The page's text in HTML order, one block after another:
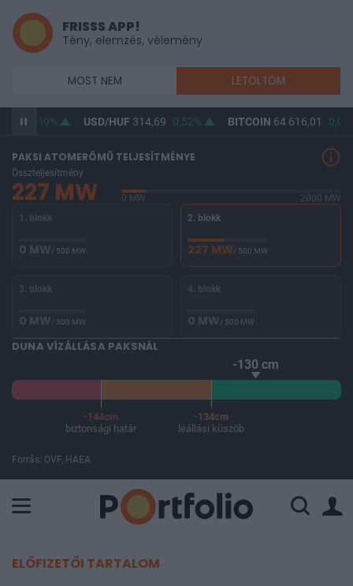
FRISSS APP!
Tény, elemzés, vélemény
MOST NEM LETÖLTÖM
0,39% USD/HUF314,69 0,52% BITCOIN64 616,01
PAKSI ATOMERŐMŰ TELJESÍTMÉNYE
Összteljesítmény
227 MW 0 MW
2000 MW
1. blokk
0 MW/ 500 MW
2. blokk
227 MW/ 500 MW
3. blokk
0 MW/ 500 MW
4. blokk
0 MW/ 500 MW
DUNA VÍZÁLLÁSA PAKSNÁL
-130 cm
-144cm
biztonsági határ
-134cm
leállási küszöb
Forrás: OVF, HAEA
ELŐFIZETŐI TARTALOM